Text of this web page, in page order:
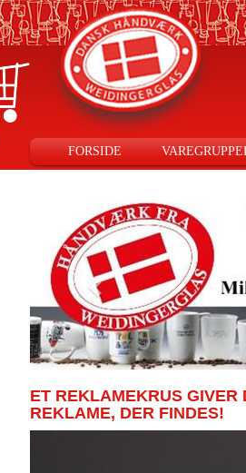
FORSIDE
ET REKLAMEKRUS GIVER
REKLAME, DER FINDES!